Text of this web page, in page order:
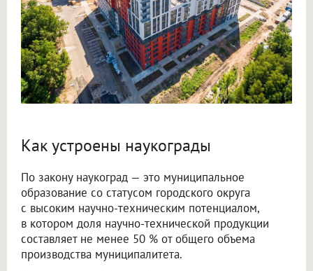
Как устроены наукограды
По закону наукоград — это муниципальное
образование со статусом городского округа
с высоким научно-техническим потенциалом,
в котором доля научно-технической продукции
составляет не менее 50 % от общего объема
производства муниципалитета.